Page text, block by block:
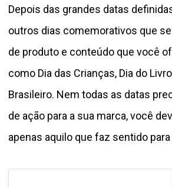
Depois das grandes datas
outros dias comemorativos que
de produto e conteúdo que você
como Dia das Crianças, Dia do
Brasileiro. Nem todas as datas
de ação para a sua marca, você
apenas aquilo que faz sentido